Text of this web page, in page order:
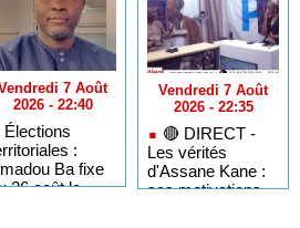
7 Août
2026 - 22:40
Élections
:
Ba fixe
26 août le
Vendredi 7 Août
2026 - 22:35
🔴​ DIRECT -
Les vérités
d'Assane Kane :
ses motivations,